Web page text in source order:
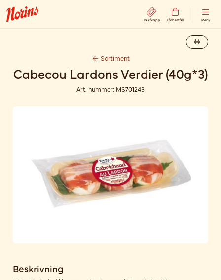
Ta kölapp Förbeställ Meny
Sortiment
Cabecou Lardons Verdier (40g*3)
Art. nummer: MS701243
Beskrivning